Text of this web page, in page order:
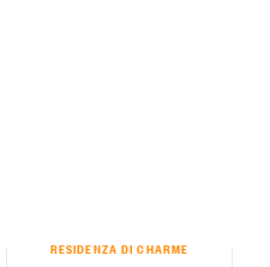
RESIDENZA DI CHARME